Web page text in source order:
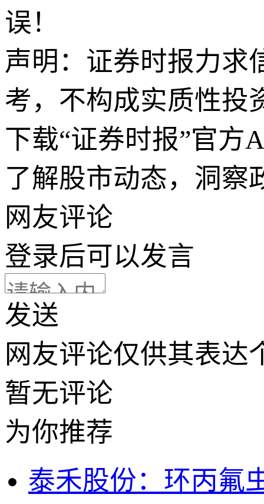
误！
声明：证券时报力求
考，不构成实质性投
下载“证券时报”官方
了解股市动态，洞察
网友评论
登录后可以发言
发送
网友评论仅供其表达
暂无评论
为你推荐
泰禾股份：环丙氟